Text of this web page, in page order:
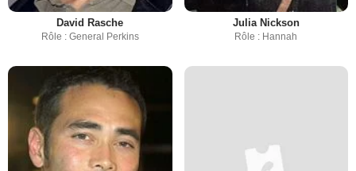
David Rasche
Rôle : General Perkins
Julia Nickson
Rôle : Hannah